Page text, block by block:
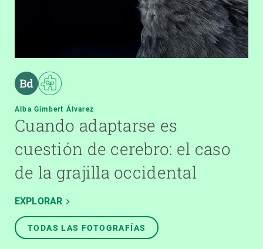
Alba Gimbert Álvarez
Cuando adaptarse es
cuestión de cerebro: el caso
de la grajilla occidental
EXPLORAR
TODAS LAS FOTOGRAFÍAS